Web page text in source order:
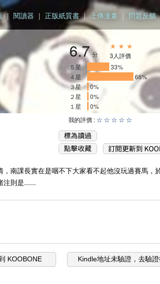
｜ 閱讀器 ｜ 正版紙質書｜上傳漫畫 ｜ 問題反饋
6.7 分
★ ★ ★
3人評價
５星
33%
４星
66%
３星0%
２星
0%
１星
0%
我的評價 : ☆ ☆ ☆ ☆ ☆
南課長實在是咽不下大家看不起他沒玩過賽馬，
注則是......
KOOBONE Kindle地址未驗證，去驗